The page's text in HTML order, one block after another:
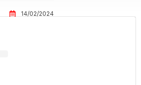
14/02/2024